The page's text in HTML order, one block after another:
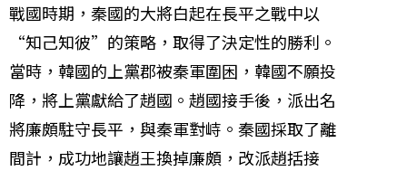
戰國時期，秦國的大將白起在長平之戰中以
“知己知彼”的策略，取得了決定性的勝利。
當時，韓國的上黨郡被秦軍圍困，韓國不願投
降，將上黨獻給了趙國。趙國接手後，派出名
將廉頗駐守長平，與秦軍對峙。秦國採取了離
間計，成功地讓趙王換掉廉頗，改派趙括接